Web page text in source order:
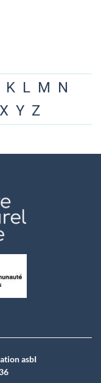
K L M N
X Y Z
asbI